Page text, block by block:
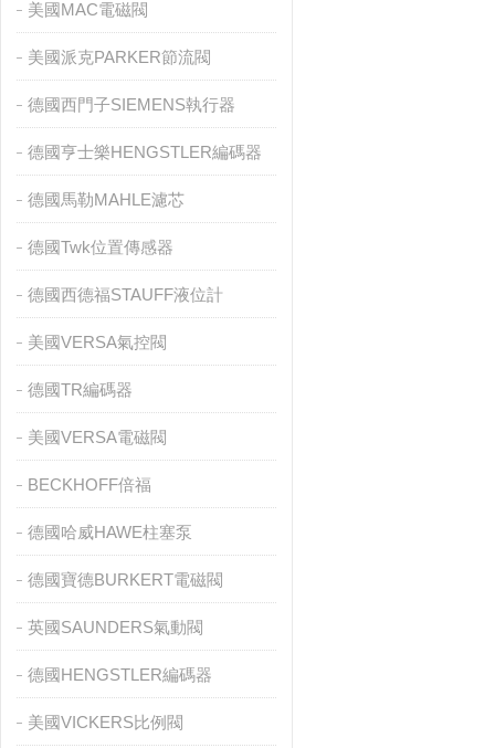
美國MAC電磁閥
美國派克PARKER節流閥
德國西門子SIEMENS執行器
德國亨士樂HENGSTLER編碼器
德國馬勒MAHLE濾芯
德國Twk位置傳感器
德國西德福STAUFF液位計
美國VERSA氣控閥
德國TR編碼器
美國VERSA電磁閥
BECKHOFF倍福
德國哈威HAWE柱塞泵
德國寶德BURKERT電磁閥
英國SAUNDERS氣動閥
德國HENGSTLER編碼器
美國VICKERS比例閥